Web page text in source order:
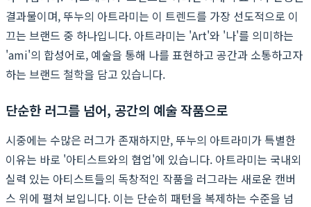
결과물이며, 뚜누의 아트라미는 이 트렌드를 가장 선도적으로 이
끄는 브랜드 중 하나입니다. 아트라미는 'Art'와 '나'를 의미하는
'ami'의 합성어로, 예술을 통해 나를 표현하고 공간과 소통하고자
하는 브랜드 철학을 담고 있습니다.
단순한 러그를 넘어, 공간의 예술 작품으로
시중에는 수많은 러그가 존재하지만, 뚜누의 아트라미가 특별한
이유는 바로 '아티스트와의 협업'에 있습니다. 아트라미는 국내외
실력 있는 아티스트들의 독창적인 작품을 러그라는 새로운 캔버
스 위에 펼쳐 보입니다. 이는 단순히 패턴을 복제하는 수준을 넘